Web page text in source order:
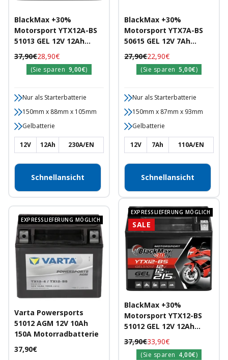
BlackMax +30%
Motorsport YTX12A-BS
51013 GEL 12V 12Ah
230A/EN
Motorradbatterie
Angebotspreis
28,90€
Regulärer
Preis
37,90€
(Sie sparen 9,00€)
Nur als Starterbatterie
150mm x 88mm x 105mm
Gelbatterie
12V 12Ah 230A/EN
Schnellansicht
BlackMax +30%
Motorsport YTX7A-BS
50615 GEL 12V 7Ah
110A/EN
Motorradbatterie
Angebotspreis
22,90€
Regulärer
Preis
27,90€
(Sie sparen 5,00€)
Nur als Starterbatterie
150mm x 87mm x 93mm
Gelbatterie
12V 7Ah 110A/EN
Schnellansicht
EXPRESSLIEFERUNG MÖGLICH
Varta Powersports
51012 AGM 12V 10Ah
150A Motorradbatterie
Angebotspreis
37,90€
EXPRESSLIEFERUNG MÖGLICH
SALE
BlackMax +30%
Motorsport YTX12-BS
51012 GEL 12V 12Ah
215A/EN
Motorradbatterie
Angebotspreis
33,90€
Regulärer
Preis
37,90€
(Sie sparen 4,00€)